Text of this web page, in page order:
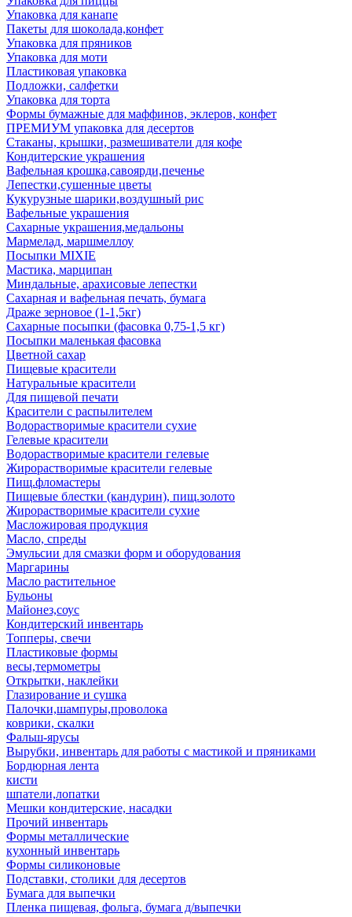
Упаковка для канапе
Пакеты для шоколада,конфет
Упаковка для пряников
Упаковка для моти
Пластиковая упаковка
Подложки, салфетки
Упаковка для торта
Формы бумажные для маффинов, эклеров, конфет
ПРЕМИУМ упаковка для десертов
Стаканы, крышки, размешиватели для кофе
Кондитерские украшения
Вафельная крошка,савоярди,печенье
Лепестки,сушенные цветы
Кукурузные шарики,воздушный рис
Вафельные украшения
Сахарные украшения,медальоны
Мармелад, маршмеллоу
Посыпки MIXIE
Мастика, марципан
Миндальные, арахисовые лепестки
Сахарная и вафельная печать, бумага
Драже зерновое (1-1,5кг)
Сахарные посыпки (фасовка 0,75-1,5 кг)
Посыпки маленькая фасовка
Цветной сахар
Пищевые красители
Натуральные красители
Для пищевой печати
Красители с распылителем
Водорастворимые красители сухие
Гелевые красители
Водорастворимые красители гелевые
Жирорастворимые красители гелевые
Пищ.фломастеры
Пищевые блестки (кандурин), пищ.золото
Жирорастворимые красители сухие
Масложировая продукция
Масло, спреды
Эмульсии для смазки форм и оборудования
Маргарины
Масло растительное
Бульоны
Майонез,соус
Кондитерский инвентарь
Топперы, свечи
Пластиковые формы
весы,термометры
Открытки, наклейки
Глазирование и сушка
Палочки,шампуры,проволока
коврики, скалки
Фальш-ярусы
Вырубки, инвентарь для работы с мастикой и пряниками
Бордюрная лента
кисти
шпатели,лопатки
Мешки кондитерские, насадки
Прочий инвентарь
Формы металлические
кухонный инвентарь
Формы силиконовые
Подставки, столики для десертов
Бумага для выпечки
Пленка пищевая, фольга, бумага д/выпечки